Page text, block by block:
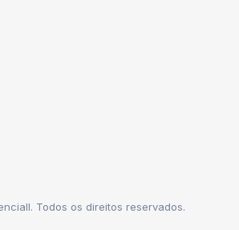
Todos os direitos reservados.